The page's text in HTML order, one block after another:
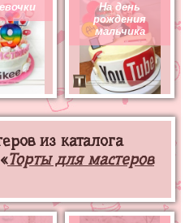
На день
рождения
мальчика
из каталога
Торты для мастеров